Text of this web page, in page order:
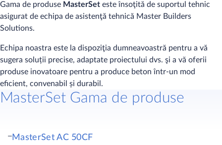
Gama de produse MasterSet este însoţită de suportul tehnic
asigurat de echipa de asistenţă tehnică Master Builders
Solutions.
Echipa noastra este la dispoziţia dumneavoastră pentru a vă
sugera soluții precise, adaptate proiectului dvs. şi a vă oferii
produse inovatoare pentru a produce beton într-un mod
eficient, convenabil și durabil.
MasterSet Gama de produse
MasterSet AC 50CF